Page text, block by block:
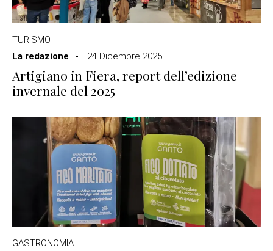
TURISMO
La redazione
24 Dicembre 2025
Artigiano in Fiera, report dell’edizione
invernale del 2025
GASTRONOMIA